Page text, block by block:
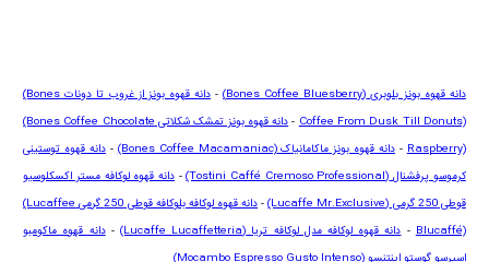
دانه قهوه بونز بلوبری(Bones Coffee Bluesberry)
-دانه قهوه بونز از غروب تا دونات(Bones
Coffee From Dusk Till Donuts)
-دانه قهوه بونز تمشک شکلاتی(Bones Coffee Chocolate
Raspberry)
- دانه قهوه بونز ماکامانیاک(Bones Coffee Macamaniac)
-دانه قهوه توستینی
کرموسو پرفشنال(Tostini Caffé Cremoso Professional)
-دانه قهوه لوکافه مستر اکسکلوسیو
قوطی 250 گرمی
(Lucaffe Mr.Exclusive)
-دانه قهوه لوکافه بلوکافه قوطی 250 گرمی
(Lucaffee
Blucaffé)
-دانه قهوه لوکافه مدل لوکافه تریا(Lucaffe Lucaffetteria)
-دانه قهوه ماکومبو
اسپرسو گوستو اینتنسو(Mocambo Espresso Gusto Intenso)